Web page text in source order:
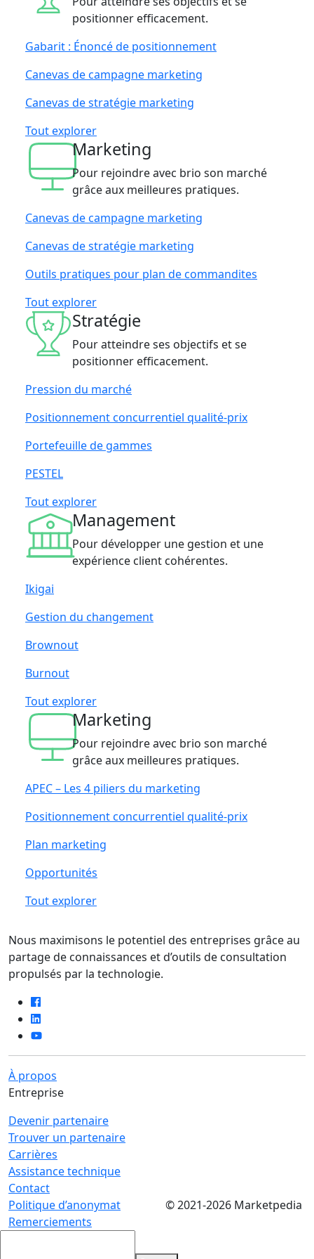
positionner efficacement.
Gabarit : Énoncé de positionnement
Canevas de campagne marketing
Canevas de stratégie marketing
Tout explorer
Marketing
Pour rejoindre avec brio son marché
grâce aux meilleures pratiques.
Canevas de campagne marketing
Canevas de stratégie marketing
Outils pratiques pour plan de commandites
Tout explorer
Stratégie
Pour atteindre ses objectifs et se
positionner efficacement.
Pression du marché
Positionnement concurrentiel qualité-prix
Portefeuille de gammes
PESTEL
Tout explorer
Management
Pour développer une gestion et une
expérience client cohérentes.
Ikigai
Gestion du changement
Brownout
Burnout
Tout explorer
Marketing
Pour rejoindre avec brio son marché
grâce aux meilleures pratiques.
APEC – Les 4 piliers du marketing
Positionnement concurrentiel qualité-prix
Plan marketing
Opportunités
Tout explorer
Nous maximisons le potentiel des entreprises grâce au
partage de connaissances et d’outils de consultation
propulsés par la technologie.
À propos
Entreprise
Devenir partenaire
Trouver un partenaire
Carrières
Assistance technique
Contact
Politique d’anonymat
Remerciements
© 2021-2026 Marketpedia